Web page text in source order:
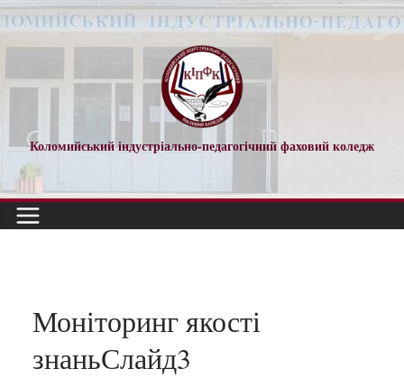
Перейти
до
Коломийський індустріально-педагогічний фаховий коледж
Моніторинг якості
знаньСлайд3